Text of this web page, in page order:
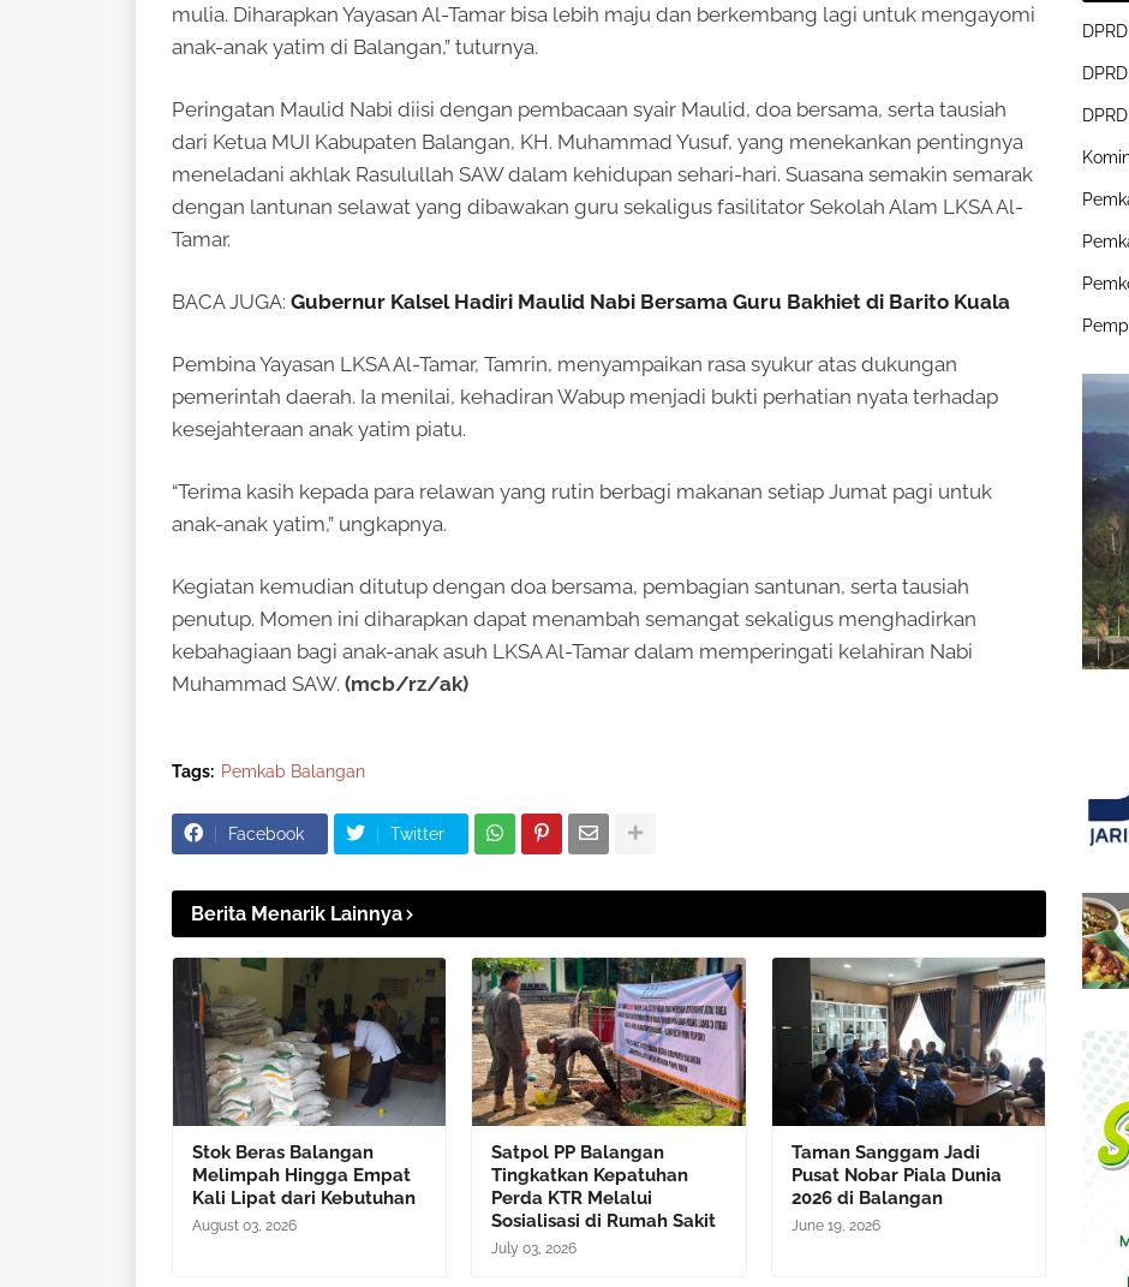
mulia. Diharapkan Yayasan Al-Tamar bisa lebih maju dan berkembang lagi untuk mengayomi
anak-anak yatim di Balangan,” tuturnya.
Peringatan Maulid Nabi diisi dengan pembacaan syair Maulid, doa bersama, serta tausiah
dari Ketua MUI Kabupaten Balangan, KH. Muhammad Yusuf, yang menekankan pentingnya
meneladani akhlak Rasulullah SAW dalam kehidupan sehari-hari. Suasana semakin semarak
dengan lantunan selawat yang dibawakan guru sekaligus fasilitator Sekolah Alam LKSA Al-
Tamar.
BACA JUGA: Gubernur Kalsel Hadiri Maulid Nabi Bersama Guru Bakhiet di Barito Kuala
Pembina Yayasan LKSA Al-Tamar, Tamrin, menyampaikan rasa syukur atas dukungan
pemerintah daerah. Ia menilai, kehadiran Wabup menjadi bukti perhatian nyata terhadap
kesejahteraan anak yatim piatu.
“Terima kasih kepada para relawan yang rutin berbagi makanan setiap Jumat pagi untuk
anak-anak yatim,” ungkapnya.
Kegiatan kemudian ditutup dengan doa bersama, pembagian santunan, serta tausiah
penutup. Momen ini diharapkan dapat menambah semangat sekaligus menghadirkan
kebahagiaan bagi anak-anak asuh LKSA Al-Tamar dalam memperingati kelahiran Nabi
Muhammad SAW. (mcb/rz/ak)
Tags: Pemkab Balangan
Facebook Twitter
Berita Menarik Lainnya
Stok Beras Balangan
Melimpah Hingga Empat
Kali Lipat dari Kebutuhan
August 03, 2026
Satpol PP Balangan
Tingkatkan Kepatuhan
Perda KTR Melalui
Sosialisasi di Rumah Sakit
July 03, 2026
Taman Sanggam Jadi
Pusat Nobar Piala Dunia
2026 di Balangan
June 19, 2026